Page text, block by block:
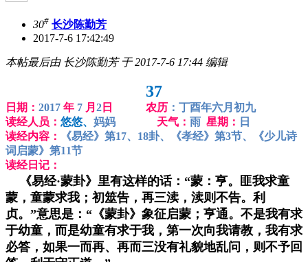
30# 长沙陈勤芳
2017-7-6 17:42:49
本帖最后由 长沙陈勤芳 于 2017-7-6 17:44 编辑
37
日期： 2017 年 7 月 2 日 农历 ：丁酉年六月初九
读经人员： 悠悠、 妈妈 天气： 雨 星期： 日
读经内容：
《易经》第17、18卦、《孝经》第3节、《少儿诗
词启蒙》第11节
读经日记：
《易经·蒙卦》里有这样的话：“蒙：亨。匪我求童
蒙，童蒙求我；初筮告，再三渎，渎则不告。利
贞。”意思是：“《蒙卦》象征启蒙；亨通。不是我有求
于幼童，而是幼童有求于我，第一次向我请教，我有求
必答，如果一而再、再而三没有礼貌地乱问，则不予回